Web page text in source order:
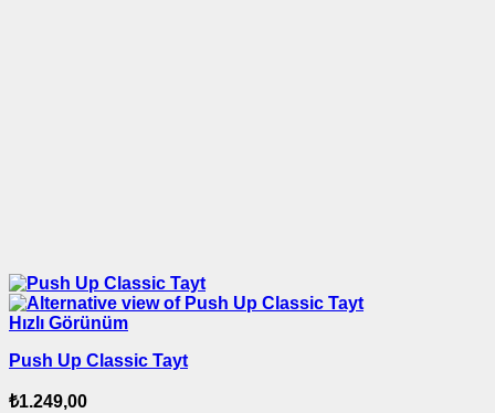
Hızlı Görünüm
Push Up Classic Tayt
₺1.249,00